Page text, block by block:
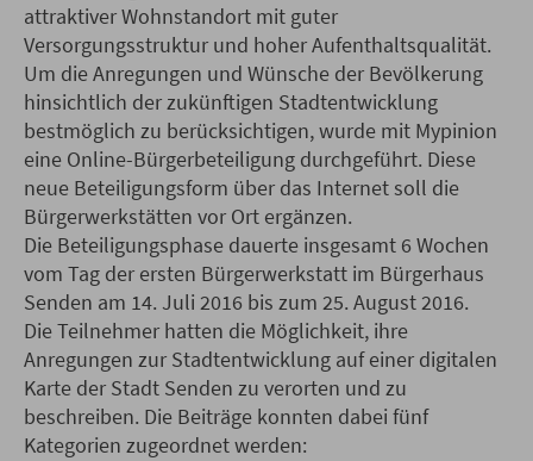
attraktiver Wohnstandort mit guter
Versorgungsstruktur und hoher Aufenthaltsqualität.
Um die Anregungen und Wünsche der Bevölkerung
hinsichtlich der zukünftigen Stadtentwicklung
bestmöglich zu berücksichtigen, wurde mit Mypinion
eine Online-Bürgerbeteiligung durchgeführt. Diese
neue Beteiligungsform über das Internet soll die
Bürgerwerkstätten vor Ort ergänzen.
Die Beteiligungsphase dauerte insgesamt 6 Wochen
vom Tag der ersten Bürgerwerkstatt im Bürgerhaus
Senden am 14. Juli 2016 bis zum 25. August 2016.
Die Teilnehmer hatten die Möglichkeit, ihre
Anregungen zur Stadtentwicklung auf einer digitalen
Karte der Stadt Senden zu verorten und zu
beschreiben. Die Beiträge konnten dabei fünf
Kategorien zugeordnet werden: